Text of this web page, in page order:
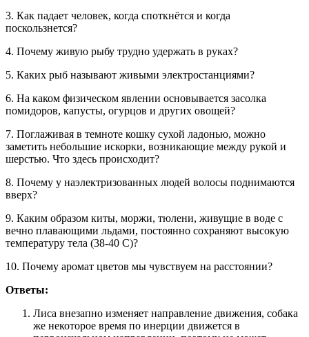
3. Как падает человек, когда споткнётся и когда
поскользнется?
4. Почему живую рыбу трудно удержать в руках?
5. Каких рыб называют живыми электростанциями?
6. На каком физическом явлении основывается засолка
помидоров, капусты, огурцов и других овощей?
7. Поглаживая в темноте кошку сухой ладонью, можно
заметить небольшие искорки, возникающие между рукой и
шерстью. Что здесь происходит?
8. Почему у наэлектризованных людей волосы поднимаются
вверх?
9. Каким образом киты, моржи, тюлени, живущие в воде с
вечно плавающими льдами, постоянно сохраняют высокую
температуру тела (38-40 С)?
10. Почему аромат цветов мы чувствуем на расстоянии?
Ответы:
Лиса внезапно изменяет направление движения, собака
же некоторое время по инерции движется в